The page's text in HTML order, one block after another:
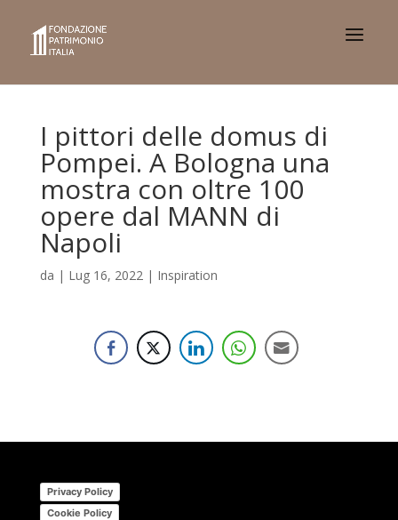
I pittori delle domus di
Pompei. A Bologna una
mostra con oltre 100
opere dal MANN di
Napoli
da | Lug 16, 2022| Inspiration
Privacy Policy
Cookie Policy